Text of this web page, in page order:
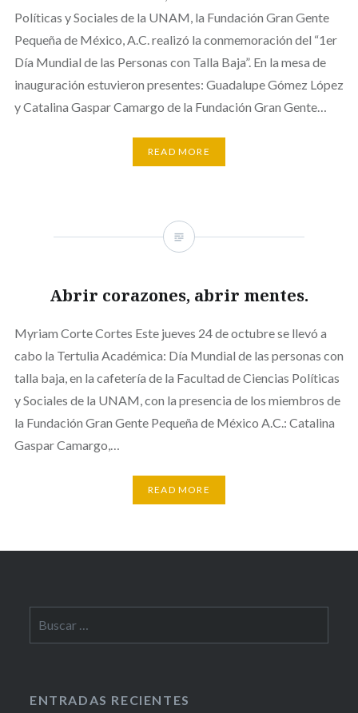
Políticas y Sociales de la UNAM, la Fundación Gran Gente
Pequeña de México, A.C. realizó la conmemoración del “1er
Día Mundial de las Personas con Talla Baja”. En la mesa de
inauguración estuvieron presentes: Guadalupe Gómez López
y Catalina Gaspar Camargo de la Fundación Gran Gente…
READ MORE
Abrir corazones, abrir mentes.
Myriam Corte Cortes Este jueves 24 de octubre se llevó a
cabo la Tertulia Académica: Día Mundial de las personas con
talla baja, en la cafetería de la Facultad de Ciencias Políticas
y Sociales de la UNAM, con la presencia de los miembros de
la Fundación Gran Gente Pequeña de México A.C.: Catalina
Gaspar Camargo,…
READ MORE
ENTRADAS RECIENTES